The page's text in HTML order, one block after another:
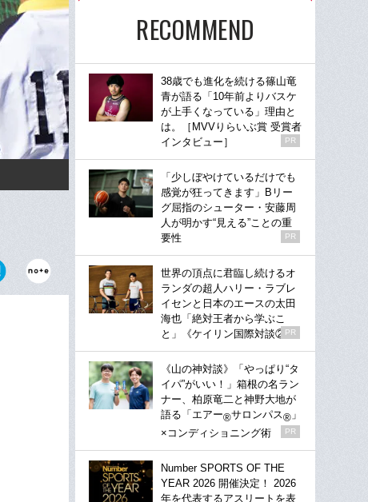
RECOMMEND
38歳でも進化を続ける篠山竜
青が語る「10年前よりバスケ
が上手くなっている」理由と
は。［MVVりらいぶ賞 受賞者
インタビュー］
PR
「少しぼやけているだけでも
感覚が狂ってきます」Bリー
グ屈指のシューター・安藤周
人が明かす“見える”ことの重
要性
PR
世界の頂点に君臨し続けるオ
ランダの超人ハリー・ラブレ
イセンと日本のエースの太田
海也「絶対王者から学ぶこ
と」《ケイリン国際対談②》
PR
《山の神対談》「やっぱり“タ
イパ”がいい！」箱根の名ラン
ナー、柏原竜二と神野大地が
語る「エアー®サロンパス® 」
×コンディショニング術
PR
Number SPORTS OF THE
YEAR 2026 開催決定！ 2026
年を代表するアスリートを表